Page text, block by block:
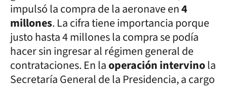
impulsó la compra de la aeronave en4
millones. La cifra tiene importancia porque
justo hasta 4 millones la compra se podía
hacer sin ingresar al régimen general de
contrataciones. En laoperación intervinola
Secretaría General de la Presidencia, a cargo